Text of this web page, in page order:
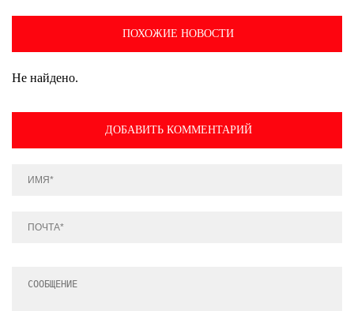
ПОХОЖИЕ НОВОСТИ
Не найдено.
ДОБАВИТЬ КОММЕНТАРИЙ